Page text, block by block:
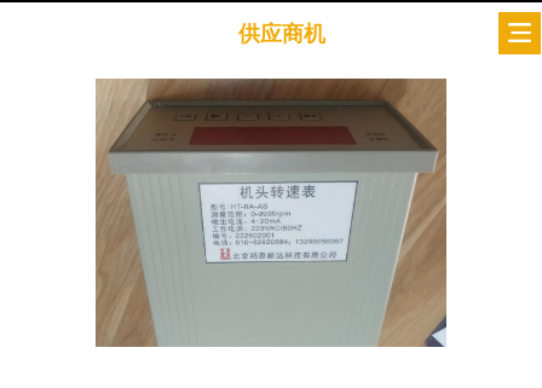
供应商机